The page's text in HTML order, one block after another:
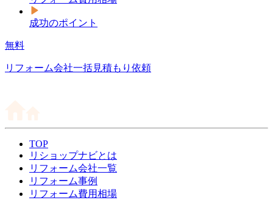
成功のポイント
無料
リフォーム会社一括見積もり依頼
TOP
リショップナビとは
リフォーム会社一覧
リフォーム事例
リフォーム費用相場